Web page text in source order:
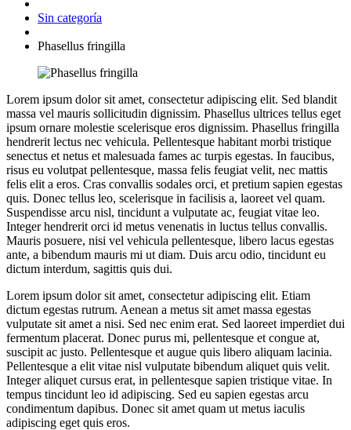
Sin categoría
Phasellus fringilla
Lorem ipsum dolor sit amet, consectetur adipiscing elit. Sed blandit
massa vel mauris sollicitudin dignissim. Phasellus ultrices tellus eget
ipsum ornare molestie scelerisque eros dignissim. Phasellus fringilla
hendrerit lectus nec vehicula. Pellentesque habitant morbi tristique
senectus et netus et malesuada fames ac turpis egestas. In faucibus,
risus eu volutpat pellentesque, massa felis feugiat velit, nec mattis
felis elit a eros. Cras convallis sodales orci, et pretium sapien egestas
quis. Donec tellus leo, scelerisque in facilisis a, laoreet vel quam.
Suspendisse arcu nisl, tincidunt a vulputate ac, feugiat vitae leo.
Integer hendrerit orci id metus venenatis in luctus tellus convallis.
Mauris posuere, nisi vel vehicula pellentesque, libero lacus egestas
ante, a bibendum mauris mi ut diam. Duis arcu odio, tincidunt eu
dictum interdum, sagittis quis dui.
Lorem ipsum dolor sit amet, consectetur adipiscing elit. Etiam
dictum egestas rutrum. Aenean a metus sit amet massa egestas
vulputate sit amet a nisi. Sed nec enim erat. Sed laoreet imperdiet dui
fermentum placerat. Donec purus mi, pellentesque et congue at,
suscipit ac justo. Pellentesque et augue quis libero aliquam lacinia.
Pellentesque a elit vitae nisl vulputate bibendum aliquet quis velit.
Integer aliquet cursus erat, in pellentesque sapien tristique vitae. In
tempus tincidunt leo id adipiscing. Sed eu sapien egestas arcu
condimentum dapibus. Donec sit amet quam ut metus iaculis
adipiscing eget quis eros.